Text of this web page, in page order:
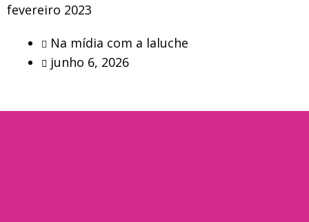
fevereiro 2023
Na mídia com a laluche
junho 6, 2026